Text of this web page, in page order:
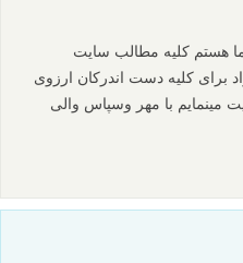
هستم کلیه مطالب سایت
برای کلیه دست اندرکان ارزوی
مینمایم با مهر وسپاس والی